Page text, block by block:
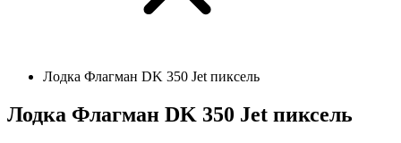
Лодка Флагман DK 350 Jet пиксель
Лодка Флагман DK 350 Jet пиксель